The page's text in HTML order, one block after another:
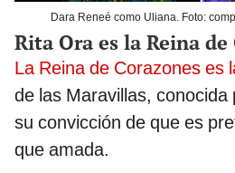
Dara Reneé como Uliana. Foto:
Rita Ora es la Reina de
La Reina de Corazones es
de las Maravillas, conocida
su convicción de que es
que amada.